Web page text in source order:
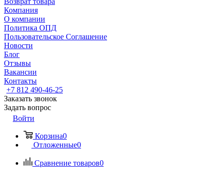
Компания
О компании
Политика ОПД
Пользовательское Соглашение
Новости
Блог
Отзывы
Вакансии
Контакты
+7 812 490-46-25
Заказать звонок
Задать вопрос
Войти
Корзина0
Отложенные0
Сравнение товаров0